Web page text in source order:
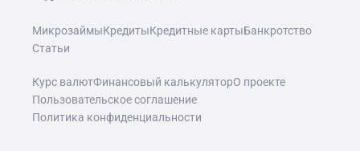
МикрозаймыКредитыКредитные картыБанкротство
Статьи
Курс валютФинансовый калькуляторО проекте
Пользовательское соглашение
Политика конфиденциальности